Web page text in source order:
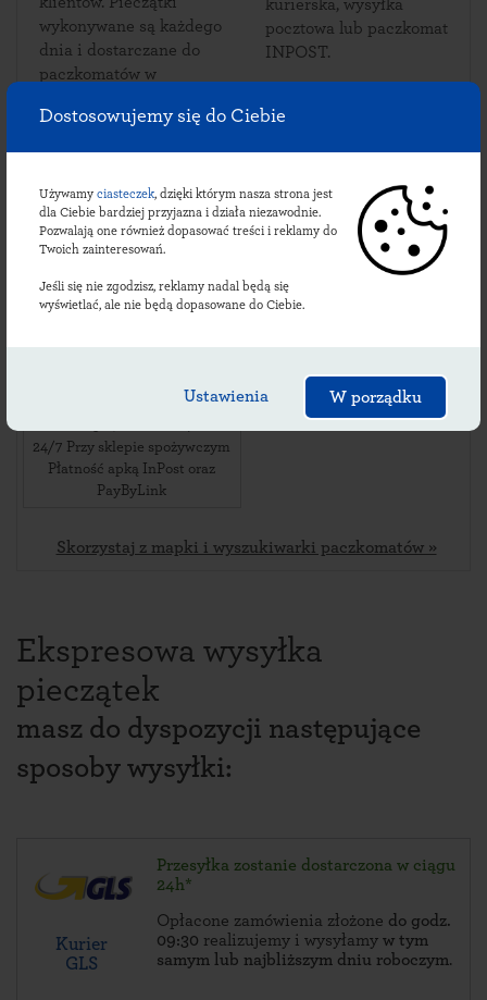
Dostosowujemy się do Ciebie
Używamy ciasteczek, dzięki którym nasza strona jest
dla Ciebie bardziej przyjazna i działa niezawodnie.
Pozwalają one również dopasować treści i reklamy do
Twoich zainteresowań.
Jeśli się nie zgodzisz, reklamy nadal będą się
wyświetlać, ale nie będą dopasowane do Ciebie.
Ustawienia W porządku
wykonywane są każdego
dnia i dostarczane do
paczkomatów w
kurierska, wysyłka
pocztowa lub paczkomat
INPOST.
Sprawdź lokalizacje
korzeniowskich
paczkomatów:
,
24/7 Przy sklepie spożywczym
Płatność apką InPost oraz
PayByLink
Skorzystaj z mapki i wyszukiwarki paczkomatów »
Ekspresowa wysyłka
pieczątek
masz do dyspozycji następujące
sposoby wysyłki:
Kurier
GLS
Przesyłka zostanie dostarczona w ciągu
24h*
Opłacone zamówienia złożone do godz.
09:30 realizujemy i wysyłamy w tym
samym lub najbliższym dniu roboczym.